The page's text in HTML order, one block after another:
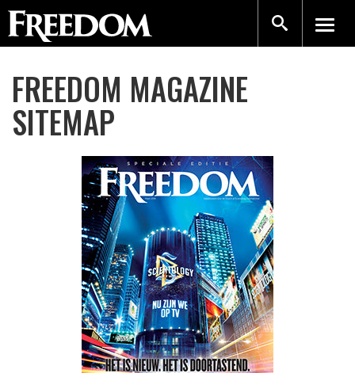
FREEDOM MAGAZINE
SITEMAP